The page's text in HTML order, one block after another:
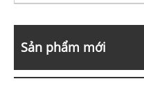
Sản phẩm mới